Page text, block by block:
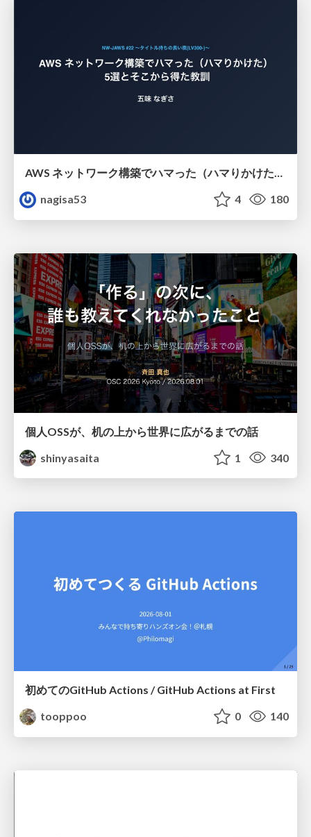
AWS ネットワーク構築でハマった（ハマりかけた） 5選とそこから得た教訓
nagisa53
4 180
個人OSSが、机の上から世界に広がるまでの話
shinyasaita
1 340
初めてのGitHub Actions / GitHub Actions at First
tooppoo
0 140